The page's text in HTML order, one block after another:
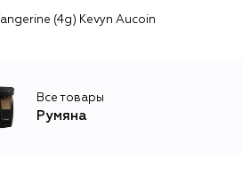
(4g) Kevyn Aucoin
Все товары
Румяна